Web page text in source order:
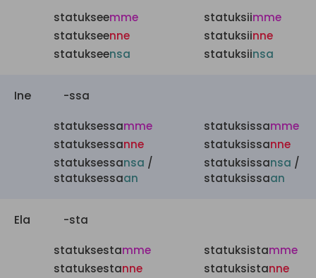
statukseemme
statukseenne
statukseensa
statuksiimme
statuksiinne
statuksiinsa
Ine -ssa
statuksessamme
statuksessanne
statuksessansa /
statuksessaan
statuksissamme
statuksissanne
statuksissansa /
statuksissaan
Ela -sta
statuksestamme
statuksestanne
statuksistamme
statuksistanne